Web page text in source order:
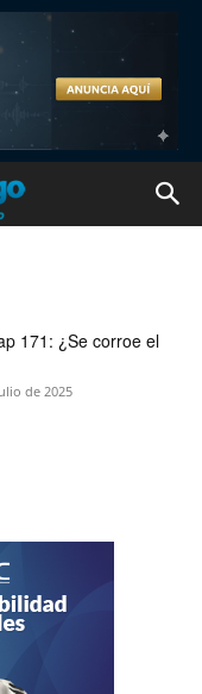
171: ¿Se corroe el
de 2025